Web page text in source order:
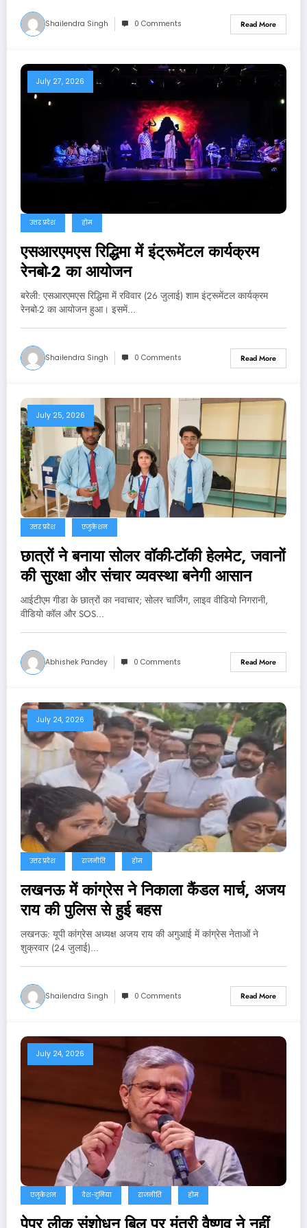
Shailendra Singh 0 Comments Read More
July 27, 2026
उत्तर प्रदेश होम
एसआरएमएस रिद्धिमा में इंट्रूमेंटल कार्यक्रम
रेनबो-2 का आयोजन
बरेली: एसआरएमएस रिद्धिमा में रविवार (26 जुलाई) शाम इंट्रूमेंटल कार्यक्रम
रेनबो-2 का आयोजन हुआ। इसमें…
Shailendra Singh 0 Comments Read More
July 25, 2026
उत्तर प्रदेश एजुकेशन
छात्रों ने बनाया सोलर वॉकी-टॉकी हेलमेट, जवानों
की सुरक्षा और संचार व्यवस्था बनेगी आसान
आईटीएम गीडा के छात्रों का नवाचार; सोलर चार्जिंग, लाइव वीडियो निगरानी,
वीडियो कॉल और SOS…
Abhishek Pandey 0 Comments Read More
July 24, 2026
उत्तर प्रदेश राजनीति होम
लखनऊ में कांग्रेस ने निकाला कैंडल मार्च, अजय
राय की पुलिस से हुई बहस
लखनऊ: यूपी कांग्रेस अध्यक्ष अजय राय की अगुआई में कांग्रेस नेताओं ने
शुक्रवार (24 जुलाई)…
Shailendra Singh 0 Comments Read More
July 24, 2026
एजुकेशन देश-दुनिया राजनीति होम